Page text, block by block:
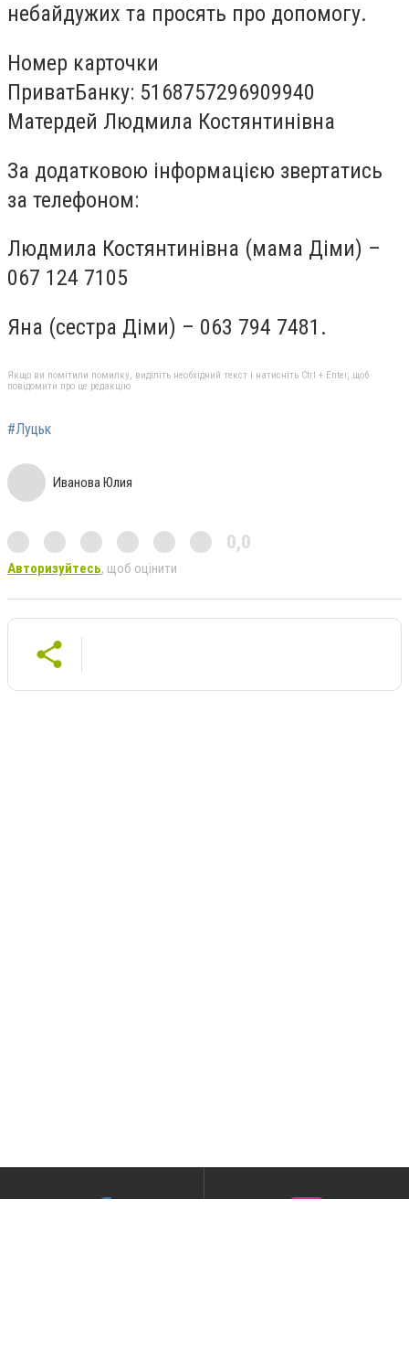
небайдужих та просять про допомогу.
Номер карточки
ПриватБанку: 5168757296909940
Матердей Людмила Костянтинівна
За додатковою інформацією звертатись
за телефоном:
Людмила Костянтинівна (мама Діми) –
067 124 7105
Яна (сестра Діми) – 063 794 7481.
Якщо ви помітили помилку, виділіть необхідний текст і натисніть Ctrl + Enter, щоб
повідомити про це редакцію
#Луцьк
Иванова Юлия
0,0
Авторизуйтесь, щоб оцінити